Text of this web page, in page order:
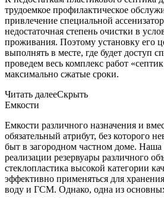
трудоемкое профилактическое
привлечение специальной
недостаточная степень очистки в
проживания. Поэтому установку его
выполнять в месте, где будет доступ
проведем весь комплекс работ
максимально сжатые сроки.
Читать далееСкрыть
Емкости
Емкости различного назначения и
обязательный атрибут, без которого
быт в загородном частном доме. Наша
реализации резервуары различного
стеклопластика высокой категории
эффективно применяться для
воду и ГСМ. Однако, одна из